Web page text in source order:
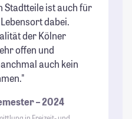
Stadtteile ist auch für
dabei.
der Kölner
offen und
auch kein
– 2024